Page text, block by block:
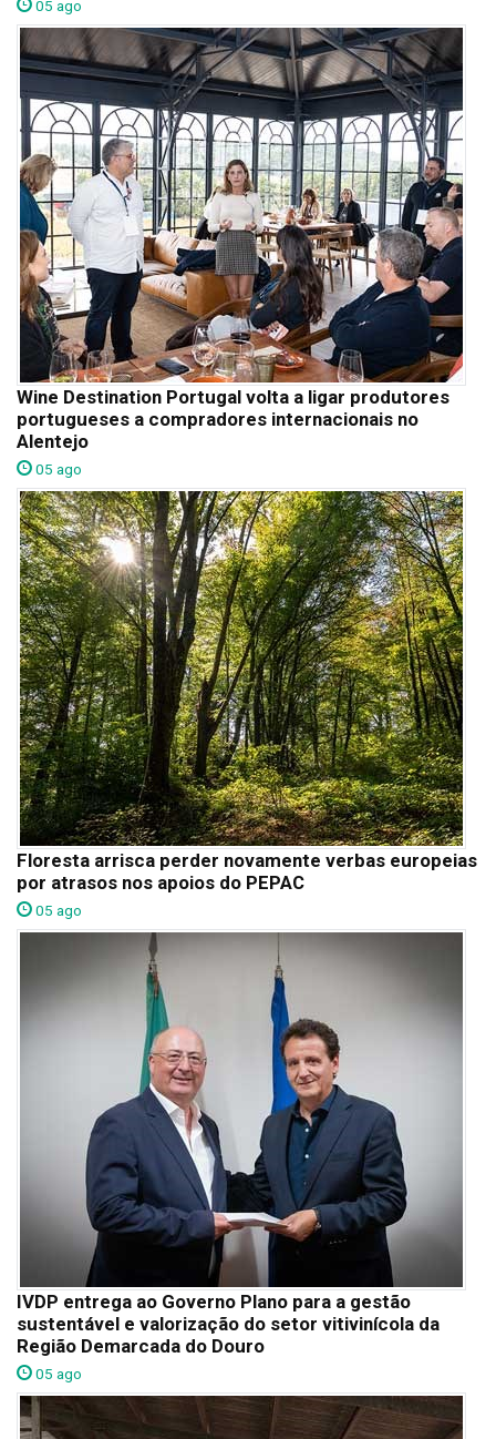
05 ago
Wine Destination Portugal volta a ligar produtores
portugueses a compradores internacionais no
Alentejo
05 ago
Floresta arrisca perder novamente verbas europeias
por atrasos nos apoios do PEPAC
05 ago
IVDP entrega ao Governo Plano para a gestão
sustentável e valorização do setor vitivinícola da
Região Demarcada do Douro
05 ago